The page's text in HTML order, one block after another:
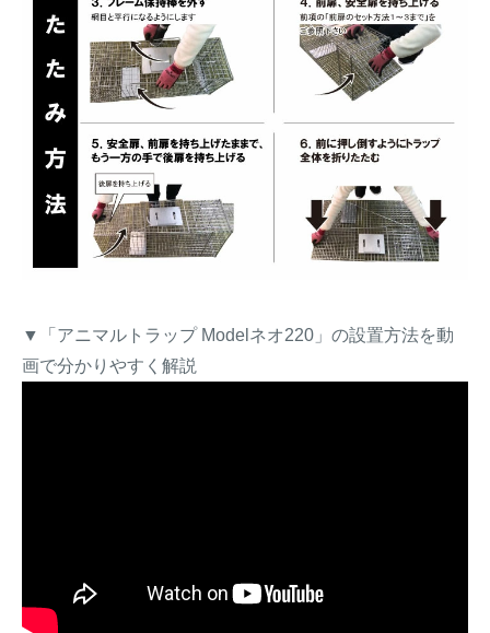
▼「アニマルトラップ Modelネオ220」の設置方法を動
画で分かりやすく解説